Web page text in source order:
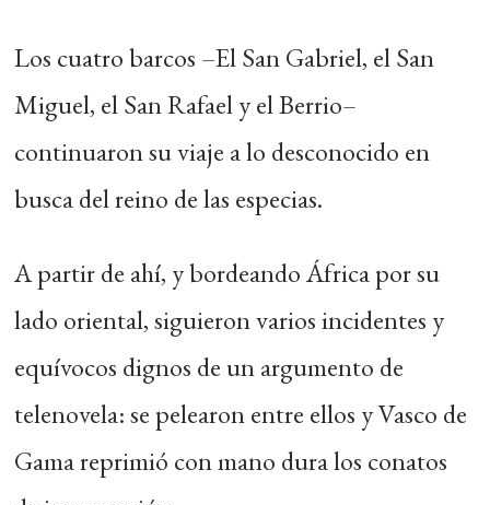
Los cuatro barcos –El San Gabriel, el San
Miguel, el San Rafael y el Berrio–
continuaron su viaje a lo desconocido en
busca del reino de las especias.
A partir de ahí, y bordeando África por su
lado oriental, siguieron varios incidentes y
equívocos dignos de un argumento de
telenovela: se pelearon entre ellos y Vasco de
Gama reprimió con mano dura los conatos